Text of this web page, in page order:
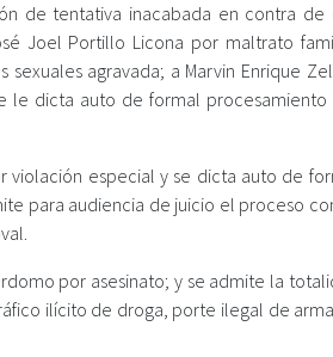
de tentativa inacabada en contra de
Joel Portillo Licona por maltrato
agravada; a Marvin Enrique
le dicta auto de formal procesamiento
violación especial y se dicta auto de
para audiencia de juicio el proceso
por asesinato; y se admite la
ilícito de droga, porte ilegal de